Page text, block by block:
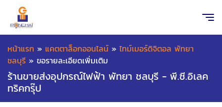
หน้าแรก » แคตตาล็อกออนไลน์ » ไทม์เมอร์ดิจิตอล พัทยา
ชลบุรี » ขอรายละเอียดเพิ่มเติม
ร้านขายส่งอุปกรณ์ไฟฟ้า พัทยา ชลบุรี - พี.ซี.อิเลค
ทริคกรุ๊ป